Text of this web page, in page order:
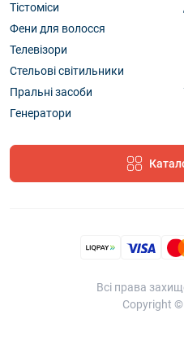
Тістоміси
Фени для волосся
Телевізори
Стельові світильники
Пральні засоби
Генератори
Всі права
Copyright